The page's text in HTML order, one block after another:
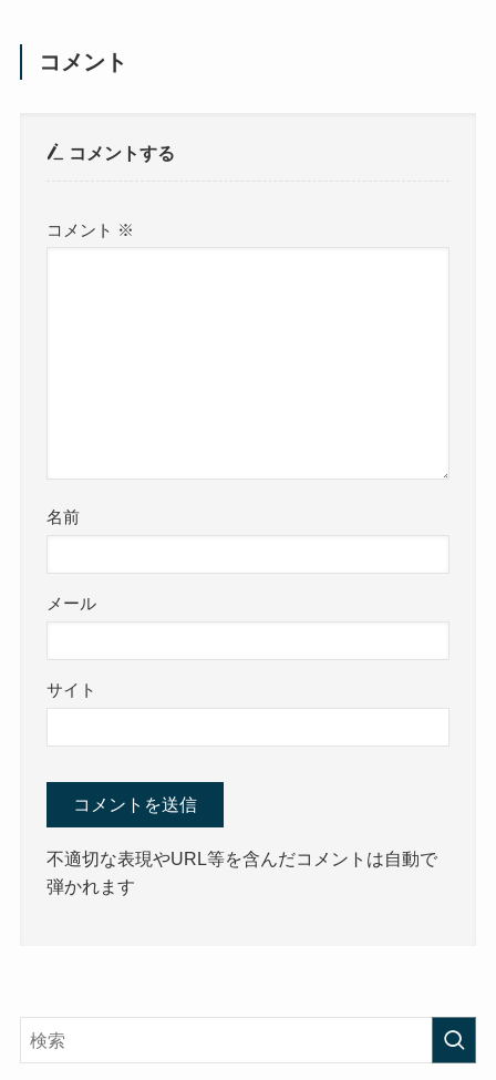
コメント
コメントする
コメント ※
名前
メール
サイト
不適切な表現やURL等を含んだコメントは自動で
弾かれます